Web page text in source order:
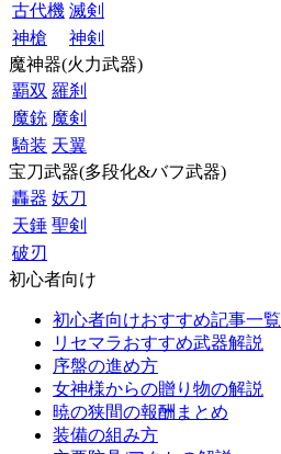
古代機 滅剣
神槍
神剣
魔神器(火力武器)
覇双 羅刹
魔銃 魔剣
騎装 天翼
宝刀武器(多段化&バフ武器)
轟器 妖刀
天錘 聖剣
破刃
初心者向け
初心者向けおすすめ記事一覧
リセマラおすすめ武器解説
序盤の進め方
女神様からの贈り物の解説
暁の狭間の報酬まとめ
装備の組み方